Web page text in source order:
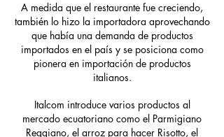
A medida que el restaurante fue creciendo,
también lo hizo la importadora aprovechando
que había una demanda de productos
importados en el país y se posiciona como
pionera en importación de productos
italianos.
Italcom introduce varios productos al
mercado ecuatoriano como el Parmigiano
Reggiano, el arroz para hacer Risotto, el